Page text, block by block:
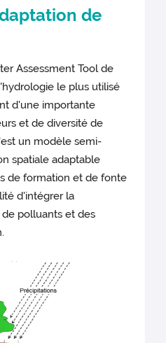
de
Assessment Tool de
le plus utilisé
d'une importante
et de diversité de
un modèle semi-
spatiale adaptable
de formation et de fonte
d'intégrer la
polluants et des